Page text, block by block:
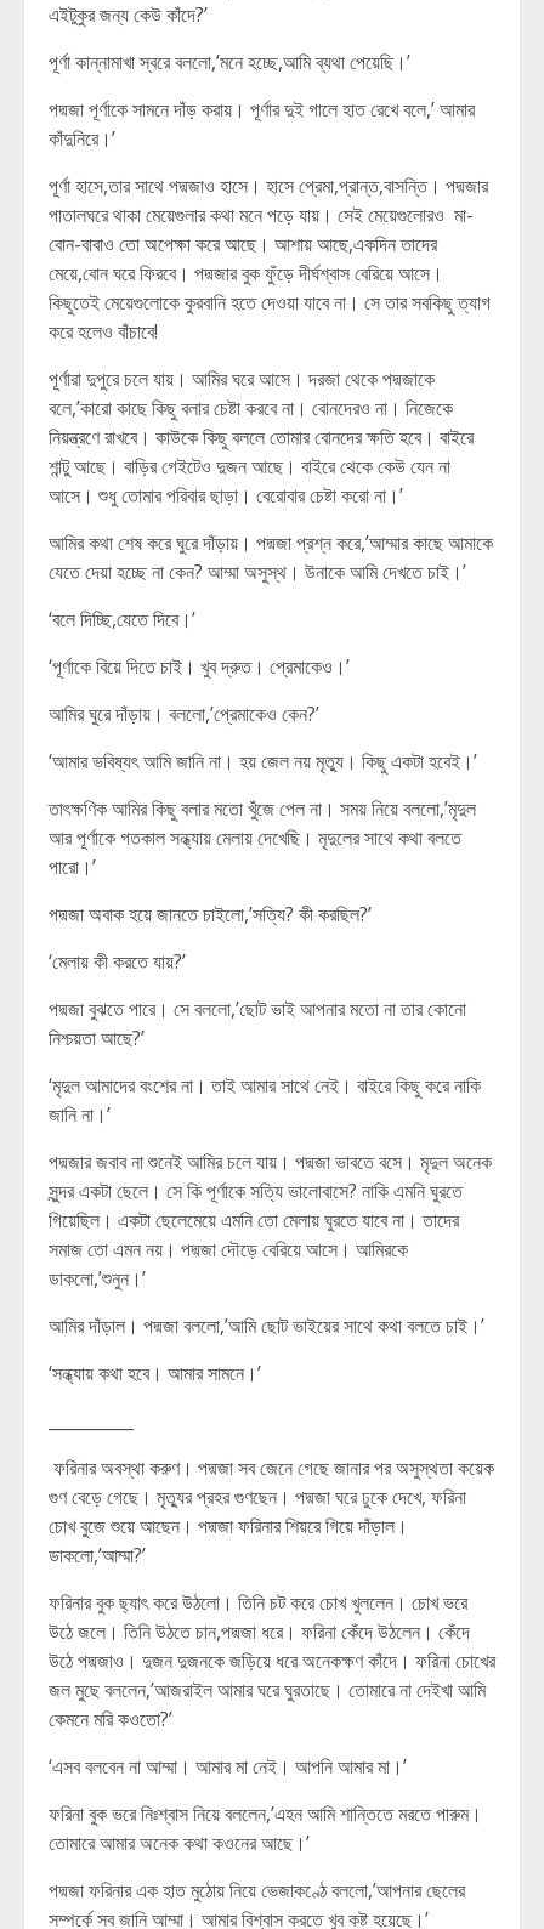
এইটুকুর জন্য কেউ কাঁদে?’
পূর্ণা কান্নামাখা স্বরে বললো,’মনে হচ্ছে,আমি ব্যথা পেয়েছি।’
পদ্মজা পূর্ণাকে সামনে দাঁড় করায়। পূর্ণার দুই গালে হাত রেখে বলে,’ আমার
কাঁদুনিরে।’
পূর্ণা হাসে,তার সাথে পদ্মজাও হাসে। হাসে প্রেমা,প্রান্ত,বাসন্তি। পদ্মজার
পাতালঘরে থাকা মেয়েগুলার কথা মনে পড়ে যায়। সেই মেয়েগুলোরও মা-
বোন-বাবাও তো অপেক্ষা করে আছে। আশায় আছে,একদিন তাদের
মেয়ে,বোন ঘরে ফিরবে। পদ্মজার বুক ফুঁড়ে দীর্ঘশ্বাস বেরিয়ে আসে।
কিছুতেই মেয়েগুলোকে কুরবানি হতে দেওয়া যাবে না। সে তার সবকিছু ত্যাগ
করে হলেও বাঁচাবে!
পূর্ণারা দুপুরে চলে যায়। আমির ঘরে আসে। দরজা থেকে পদ্মজাকে
বলে,’কারো কাছে কিছু বলার চেষ্টা করবে না। বোনদেরও না। নিজেকে
নিয়ন্ত্রণে রাখবে। কাউকে কিছু বললে তোমার বোনদের ক্ষতি হবে। বাইরে
শান্টু আছে। বাড়ির গেইটেও দুজন আছে। বাইরে থেকে কেউ যেন না
আসে। শুধু তোমার পরিবার ছাড়া। বেরোবার চেষ্টা করো না।’
আমির কথা শেষ করে ঘুরে দাঁড়ায়। পদ্মজা প্রশ্ন করে,’আম্মার কাছে আমাকে
যেতে দেয়া হচ্ছে না কেন? আম্মা অসুস্থ। উনাকে আমি দেখতে চাই।’
‘বলে দিচ্ছি,যেতে দিবে।’
‘পূর্ণাকে বিয়ে দিতে চাই। খুব দ্রুত। প্রেমাকেও।’
আমির ঘুরে দাঁড়ায়। বললো,’প্রেমাকেও কেন?’
‘আমার ভবিষ্যৎ আমি জানি না। হয় জেল নয় মৃত্যু। কিছু একটা হবেই।’
তাৎক্ষণিক আমির কিছু বলার মতো খুঁজে পেল না। সময় নিয়ে বললো,’মৃদুল
আর পূর্ণাকে গতকাল সন্ধ্যায় মেলায় দেখেছি। মৃদুলের সাথে কথা বলতে
পারো।’
পদ্মজা অবাক হয়ে জানতে চাইলো,’সত্যি? কী করছিল?’
‘মেলায় কী করতে যায়?’
পদ্মজা বুঝতে পারে। সে বললো,’ছোট ভাই আপনার মতো না তার কোনো
নিশ্চয়তা আছে?’
‘মৃদুল আমাদের বংশের না। তাই আমার সাথে নেই। বাইরে কিছু করে নাকি
জানি না।’
পদ্মজার জবাব না শুনেই আমির চলে যায়। পদ্মজা ভাবতে বসে। মৃদুল অনেক
সুন্দর একটা ছেলে। সে কি পূর্ণাকে সত্যি ভালোবাসে? নাকি এমনি ঘুরতে
গিয়েছিল। একটা ছেলেমেয়ে এমনি তো মেলায় ঘুরতে যাবে না। তাদের
সমাজ তো এমন নয়। পদ্মজা দৌড়ে বেরিয়ে আসে। আমিরকে
ডাকলো,’শুনুন।’
আমির দাঁড়াল। পদ্মজা বললো,’আমি ছোট ভাইয়ের সাথে কথা বলতে চাই।’
‘সন্ধ্যায় কথা হবে। আমার সামনে।’
ফরিনার অবস্থা করুণ। পদ্মজা সব জেনে গেছে জানার পর অসুস্থতা কয়েক
গুণ বেড়ে গেছে। মৃত্যুর প্রহর গুণছেন। পদ্মজা ঘরে ঢুকে দেখে, ফরিনা
চোখ বুজে শুয়ে আছেন। পদ্মজা ফরিনার শিয়রে গিয়ে দাঁড়াল।
ডাকলো,’আম্মা?’
ফরিনার বুক ছ্যাৎ করে উঠলো। তিনি চট করে চোখ খুললেন। চোখ ভরে
উঠে জলে। তিনি উঠতে চান,পদ্মজা ধরে। ফরিনা কেঁদে উঠলেন। কেঁদে
উঠে পদ্মজাও। দুজন দুজনকে জড়িয়ে ধরে অনেকক্ষণ কাঁদে। ফরিনা চোখের
জল মুছে বললেন,’আজরাইল আমার ঘরে ঘুরতাছে। তোমারে না দেইখা আমি
কেমনে মরি কওতো?’
‘এসব বলবেন না আম্মা। আমার মা নেই। আপনি আমার মা।’
ফরিনা বুক ভরে নিঃশ্বাস নিয়ে বললেন,’এহন আমি শান্তিতে মরতে পারুম।
তোমারে আমার অনেক কথা কওনের আছে।’
পদ্মজা ফরিনার এক হাত মুঠোয় নিয়ে ভেজাকণ্ঠে বললো,’আপনার ছেলের
সম্পর্কে সব জানি আম্মা। আমার বিশ্বাস করতে খুব কষ্ট হয়েছে।’